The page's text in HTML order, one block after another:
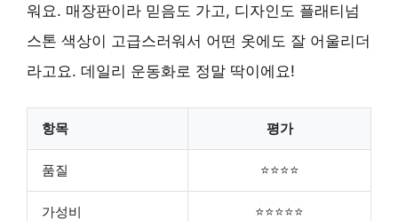
워요. 매장판이라 믿음도 가고, 디자인도 플래티넘
스톤 색상이 고급스러워서 어떤 옷에도 잘 어울리더
라고요. 데일리 운동화로 정말 딱이에요!
항목 평가
품질 ⭐⭐⭐⭐
가성비 ⭐⭐⭐⭐⭐